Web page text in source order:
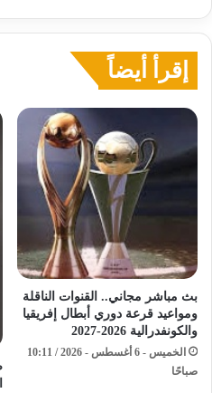
إقرأ أيضاً
بث مباشر مجاني.. القنوات الناقلة
ومواعيد قرعة دوري أبطال إفريقيا
والكونفدرالية 2026-2027
الخميس - 6 أغسطس - 2026 / 10:11
صباحًا